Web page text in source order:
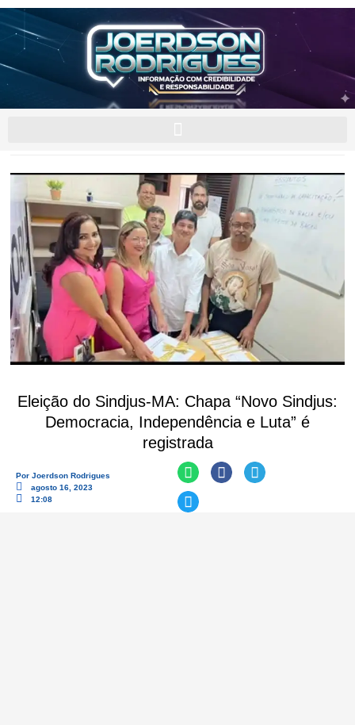
Eleição do Sindjus-MA: Chapa “Novo Sindjus:
Democracia, Independência e Luta” é
registrada
Por Joerdson Rodrigues
agosto 16, 2023
12:08